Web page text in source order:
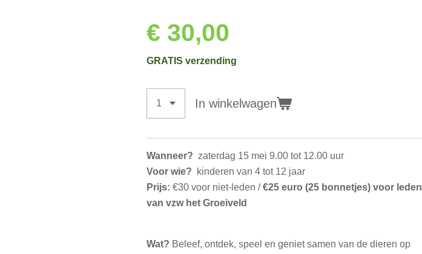
€ 30,00
GRATIS verzending
In winkelwagen
Wanneer? zaterdag 15 mei 9.00 tot 12.00 uur
Voor wie? kinderen van 4 tot 12 jaar
Prijs: €30 voor niet-leden /€25 euro (25 bonnetjes) voor leden
van vzw het Groeiveld
Wat? Beleef, ontdek, speel en geniet samen van de dieren op